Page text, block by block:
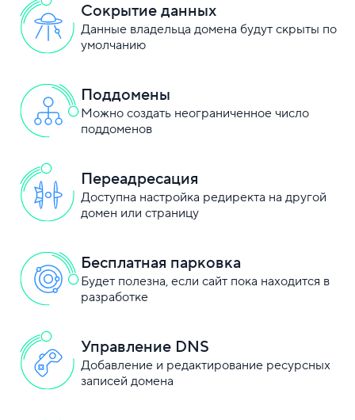
Сокрытие данных
Данные владельца домена будут скрыты по
умолчанию
Поддомены
Можно создать неограниченное число
поддоменов
Переадресация
Доступна настройка редиректа на другой
домен или страницу
Бесплатная парковка
Будет полезна, если сайт пока находится в
разработке
Управление DNS
Добавление и редактирование ресурсных
записей домена